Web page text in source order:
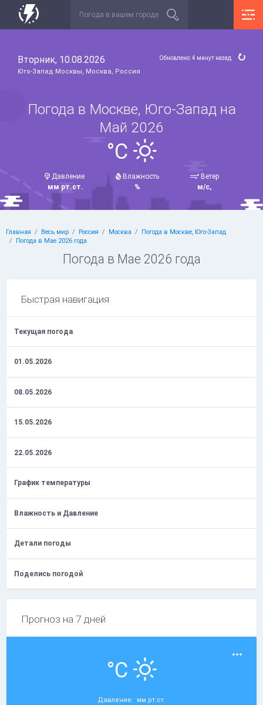
Вторник, 10.08.2026
Юго-Запад Москвы, Москва, Россия
Обновлено: 4 минут назад
Погода в Москве, Юго-Запад на
Май 2026
°C
Давление
мм рт.ст.
Влажность
%
Ветер
м/с,
Главная Весь мир Россия Москва
Погода в Москве, Юго-Запад
Погода в Мае 2026 года
Погода в Мае 2026 года
Быстрая навигация
Текущая погода
01.05.2026
08.05.2026
15.05.2026
22.05.2026
График температуры
Влажность и Давление
Детали погоды
Поделись погодой
Прогноз на 7 дней
°C
Давление: мм рт.ст.